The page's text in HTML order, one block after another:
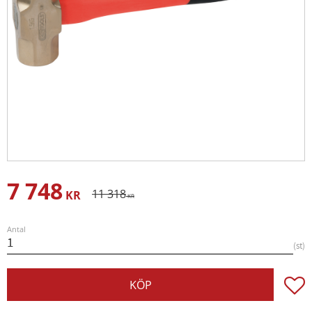
Nedsatt pris:
7 748 KR Ordinarie pris:
11 318KR
Antal
st
KÖP